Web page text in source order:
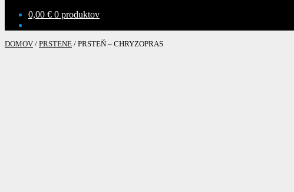
0,00 € 0 produktov
DOMOV / PRSTENE / PRSTEŇ – CHRYZOPRAS